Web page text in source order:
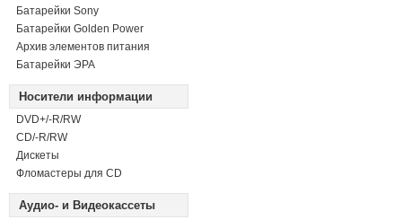
Батарейки Sony
Батарейки Golden Power
Архив элементов питания
Батарейки ЭРА
Носители информации
DVD+/-R/RW
СD/-R/RW
Дискеты
Фломастеры для CD
Аудио- и Видеокассеты